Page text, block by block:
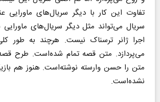
تفاوت این کار با دیگر سریال‌های ماورایی
سریال می‌تواند مثل دیگر سریال‌های
اجرا ژانر ترسناک نیست. هرچند به طور
می‌پردازد. متن قصه تمام شده‌است. طرح
متن را حسن وارسته نوشته‌است. هنوز هم
نشده‌است.